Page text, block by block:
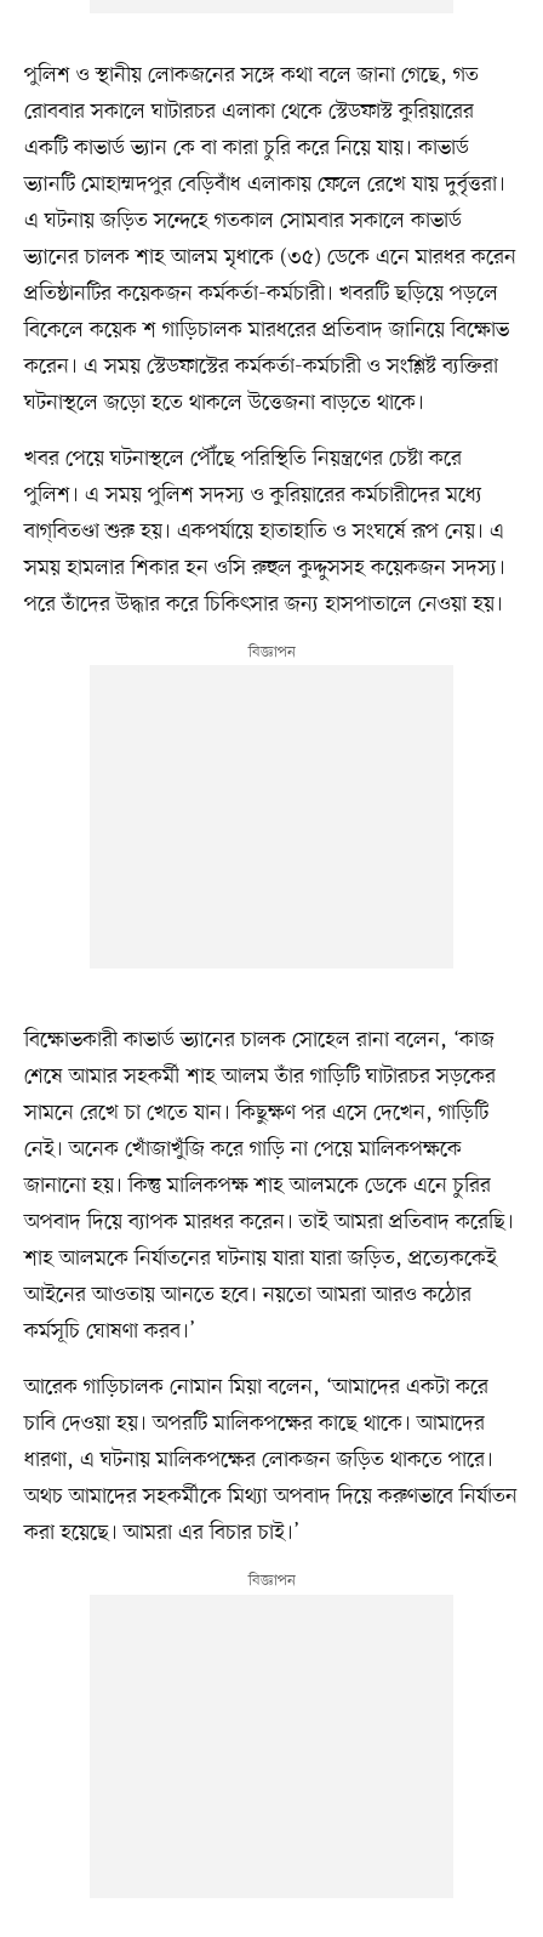
পুলিশ ও স্থানীয় লোকজনের সঙ্গে কথা বলে জানা গেছে, গত
রোববার সকালে ঘাটারচর এলাকা থেকে স্টেডফাস্ট কুরিয়ারের
একটি কাভার্ড ভ্যান কে বা কারা চুরি করে নিয়ে যায়। কাভার্ড
ভ্যানটি মোহাম্মদপুর বেড়িবাঁধ এলাকায় ফেলে রেখে যায় দুর্বৃত্তরা।
এ ঘটনায় জড়িত সন্দেহে গতকাল সোমবার সকালে কাভার্ড
ভ্যানের চালক শাহ আলম মৃধাকে (৩৫) ডেকে এনে মারধর করেন
প্রতিষ্ঠানটির কয়েকজন কর্মকর্তা-কর্মচারী। খবরটি ছড়িয়ে পড়লে
বিকেলে কয়েক শ গাড়িচালক মারধরের প্রতিবাদ জানিয়ে বিক্ষোভ
করেন। এ সময় স্টেডফাস্টের কর্মকর্তা-কর্মচারী ও সংশ্লিষ্ট ব্যক্তিরা
ঘটনাস্থলে জড়ো হতে থাকলে উত্তেজনা বাড়তে থাকে।
খবর পেয়ে ঘটনাস্থলে পৌঁছে পরিস্থিতি নিয়ন্ত্রণের চেষ্টা করে
পুলিশ। এ সময় পুলিশ সদস্য ও কুরিয়ারের কর্মচারীদের মধ্যে
বাগ্‌বিতণ্ডা শুরু হয়। একপর্যায়ে হাতাহাতি ও সংঘর্ষে রূপ নেয়। এ
সময় হামলার শিকার হন ওসি রুহুল কুদ্দুসসহ কয়েকজন সদস্য।
পরে তাঁদের উদ্ধার করে চিকিৎসার জন্য হাসপাতালে নেওয়া হয়।
বিক্ষোভকারী কাভার্ড ভ্যানের চালক সোহেল রানা বলেন, ‘কাজ
শেষে আমার সহকর্মী শাহ আলম তাঁর গাড়িটি ঘাটারচর সড়কের
সামনে রেখে চা খেতে যান। কিছুক্ষণ পর এসে দেখেন, গাড়িটি
নেই। অনেক খোঁজাখুঁজি করে গাড়ি না পেয়ে মালিকপক্ষকে
জানানো হয়। কিন্তু মালিকপক্ষ শাহ আলমকে ডেকে এনে চুরির
অপবাদ দিয়ে ব্যাপক মারধর করেন। তাই আমরা প্রতিবাদ করেছি।
শাহ আলমকে নির্যাতনের ঘটনায় যারা যারা জড়িত, প্রত্যেককেই
আইনের আওতায় আনতে হবে। নয়তো আমরা আরও কঠোর
কর্মসূচি ঘোষণা করব।’
আরেক গাড়িচালক নোমান মিয়া বলেন, ‘আমাদের একটা করে
চাবি দেওয়া হয়। অপরটি মালিকপক্ষের কাছে থাকে। আমাদের
ধারণা, এ ঘটনায় মালিকপক্ষের লোকজন জড়িত থাকতে পারে।
অথচ আমাদের সহকর্মীকে মিথ্যা অপবাদ দিয়ে করুণভাবে নির্যাতন
করা হয়েছে। আমরা এর বিচার চাই।’